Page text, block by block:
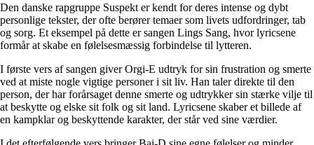
Den danske rapgruppe Suspekt er kendt for deres intense og dybt
personlige tekster, der ofte berører temaer som livets udfordringer, tab
og sorg. Et eksempel på dette er sangen Lings Sang, hvor lyricsene
formår at skabe en følelsesmæssig forbindelse til lytteren.
I første vers af sangen giver Orgi-E udtryk for sin frustration og smerte
ved at miste nogle vigtige personer i sit liv. Han taler direkte til den
person, der har forårsaget denne smerte og udtrykker sin stærke vilje til
at beskytte og elske sit folk og sit land. Lyricsene skaber et billede af
en kampklar og beskyttende karakter, der står ved sine værdier.